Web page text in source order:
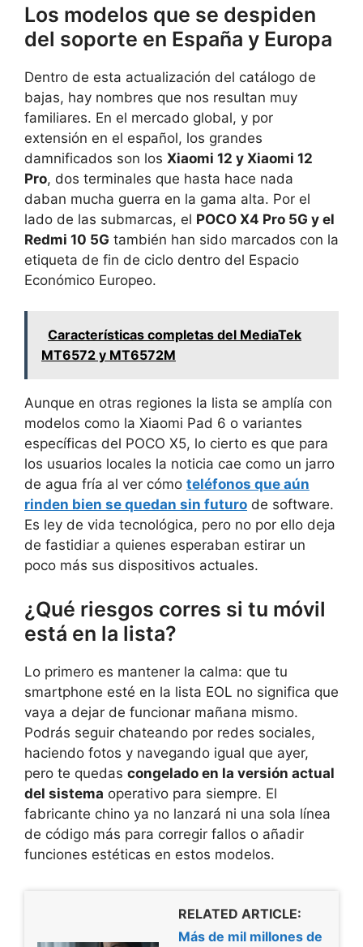
Los modelos que se despiden
del soporte en España y Europa
Dentro de esta actualización del catálogo de
bajas, hay nombres que nos resultan muy
familiares. En el mercado global, y por
extensión en el español, los grandes
damnificados son los Xiaomi 12 y Xiaomi 12
Pro, dos terminales que hasta hace nada
daban mucha guerra en la gama alta. Por el
lado de las submarcas, el POCO X4 Pro 5G y el
Redmi 10 5G también han sido marcados con la
etiqueta de fin de ciclo dentro del Espacio
Económico Europeo.
Características completas del MediaTek
MT6572 y MT6572M
Aunque en otras regiones la lista se amplía con
modelos como la Xiaomi Pad 6 o variantes
específicas del POCO X5, lo cierto es que para
los usuarios locales la noticia cae como un jarro
de agua fría al ver cómo teléfonos que aún
rinden bien se quedan sin futuro de software.
Es ley de vida tecnológica, pero no por ello deja
de fastidiar a quienes esperaban estirar un
poco más sus dispositivos actuales.
¿Qué riesgos corres si tu móvil
está en la lista?
Lo primero es mantener la calma: que tu
smartphone esté en la lista EOL no significa que
vaya a dejar de funcionar mañana mismo.
Podrás seguir chateando por redes sociales,
haciendo fotos y navegando igual que ayer,
pero te quedas congelado en la versión actual
del sistema operativo para siempre. El
fabricante chino ya no lanzará ni una sola línea
de código más para corregir fallos o añadir
funciones estéticas en estos modelos.
RELATED ARTICLE:
Más de mil millones de